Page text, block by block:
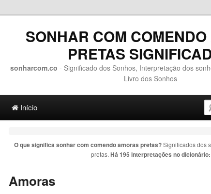
SONHAR COM
PRETAS
sonharcom.co - Significado dos Sonhos, Interpretação dos
Livro dos Sonhos
Ir para o conteúdo principal
Ir para o conteúdo secundário
Início
O que significa sonhar com comendo amoras pretas?Significados dos
pretas.Há 195 interpretações no dicionário:
Amoras